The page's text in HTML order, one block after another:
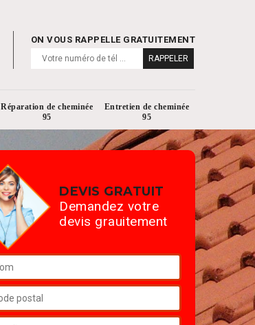
ON VOUS RAPPELLE GRATUITEMENT
Réparation de cheminée
95
Entretien de cheminée
95
DEVIS GRATUIT
Demandez votre
devis grauitement